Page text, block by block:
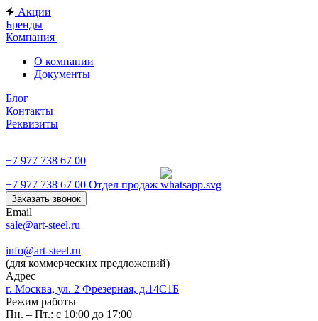
Акции
Бренды
Компания
О компании
Документы
Блог
Контакты
Реквизиты
+7 977 738 67 00
+7 977 738 67 00 Отдел продаж
Заказать звонок
Email
sale@art-steel.ru
info@art-steel.ru
(для коммерческих предложений)
Адрес
г. Москва, ул. 2 Фрезерная, д.14С1Б
Режим работы
Пн. – Пт.: с 10:00 до 17:00